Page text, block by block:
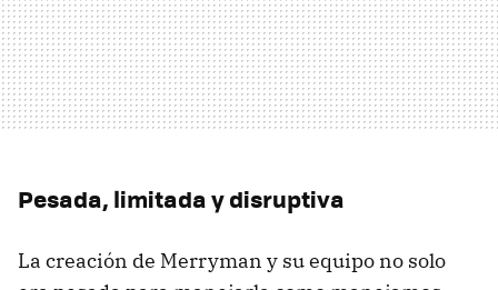
Pesada, limitada y disruptiva
La creación de Merryman y su equipo no solo